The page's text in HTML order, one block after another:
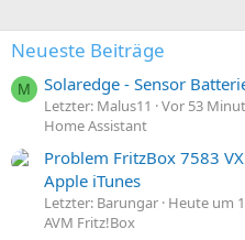
Neueste Beiträge
M Solaredge - Sensor
Letzter: Malus11
Vor 53
Home Assistant
Problem FritzBox 7583
Apple iTunes
Letzter: Barungar Heute um
AVM Fritz!Box